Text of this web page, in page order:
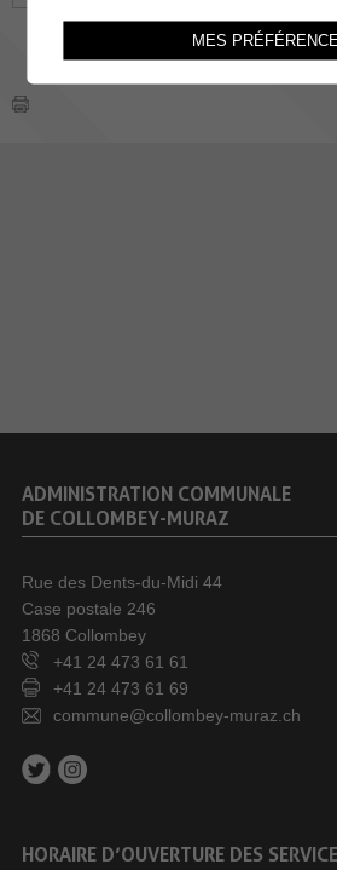
ADMINISTRATION COMMUNALE
DE COLLOMBEY-MURAZ
Rue des Dents-du-Midi 44
Case postale 246
1868 Collombey
+41 24 473 61 61
+41 24 473 61 69
commune@collombey-muraz.ch
HORAIRE D’OUVERTURE DES
MES